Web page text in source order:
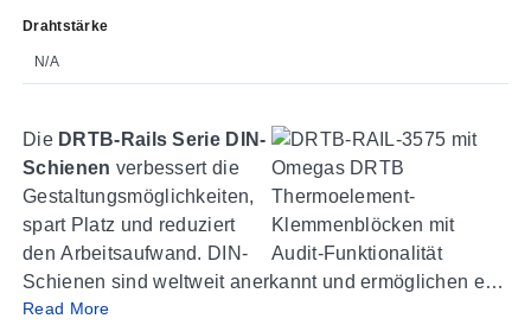
Drahtstärke
N/A
Die DRTB-Rails Serie DIN-
Schienen verbessert die
Gestaltungsmöglichkeiten,
spart Platz und reduziert
den Arbeitsaufwand. DIN-
Schienen sind weltweit anerkannt und ermöglichen es
dem Konstrukteur, eine Vielzahl von
Read More